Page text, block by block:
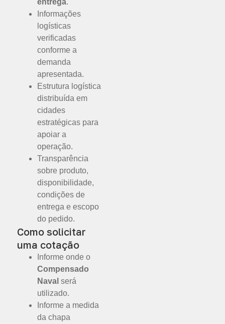
Informações
logísticas
verificadas
conforme a
demanda
apresentada.
Estrutura logística
distribuída em
cidades
estratégicas para
apoiar a
operação.
Transparência
sobre produto,
disponibilidade,
condições de
entrega e escopo
do pedido.
Como solicitar
uma cotação
Informe onde o
Compensado
Naval será
utilizado.
Informe a medida
da chapa